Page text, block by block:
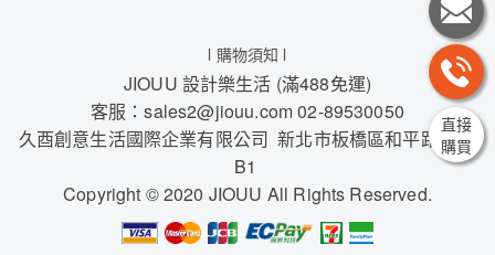
l 購物須知 l
JIOUU 設計樂生活 (滿488免運)
客服：sales2@jiouu.com 02-89530050
久酉創意生活國際企業有限公司 新北市板橋區和平路17號
B1
Copyright © 2020 JIOUU All Rights Reserved.
直接
購買